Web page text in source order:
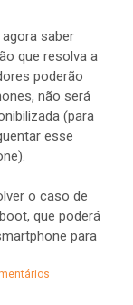
saber
que resolva a
poderão
não será
(para
esse
o caso de
que poderá
para